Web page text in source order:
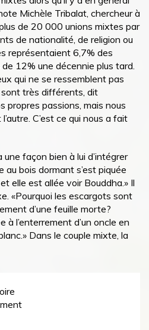
Michèle Tribalat, chercheur à
de 20 000 unions mixtes par
de nationalité, de religion ou
représentaient 6,7% des
12% une décennie plus tard.
qui ne se ressemblent pas
sont très différents, dit
propres passions, mais nous
C’est ce qui nous a fait
une façon bien à lui d’intégrer
au bois dormant s’est piquée
elle est allée voir Bouddha.» Il
«Pourquoi les escargots sont
d’une feuille morte?
à l’enterrement d’un oncle en
Dans le couple mixte, la